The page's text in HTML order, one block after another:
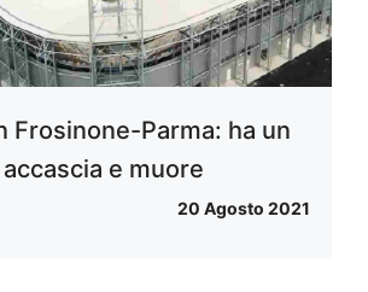
Frosinone-Parma: ha un
e muore
20 Agosto 2021